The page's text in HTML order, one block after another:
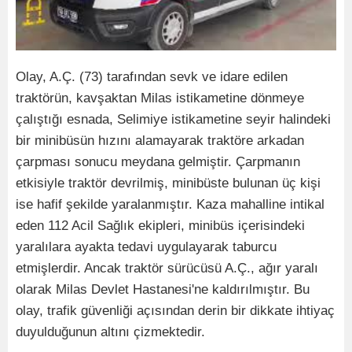
Olay, A.Ç. (73) tarafından sevk ve idare edilen
traktörün, kavşaktan Milas istikametine dönmeye
çalıştığı esnada, Selimiye istikametine seyir halindeki
bir minibüsün hızını alamayarak traktöre arkadan
çarpması sonucu meydana gelmiştir. Çarpmanın
etkisiyle traktör devrilmiş, minibüste bulunan üç kişi
ise hafif şekilde yaralanmıştır. Kaza mahalline intikal
eden 112 Acil Sağlık ekipleri, minibüs içerisindeki
yaralılara ayakta tedavi uygulayarak taburcu
etmişlerdir. Ancak traktör sürücüsü A.Ç., ağır yaralı
olarak Milas Devlet Hastanesi'ne kaldırılmıştır. Bu
olay, trafik güvenliği açısından derin bir dikkate ihtiyaç
duyulduğunun altını çizmektedir.